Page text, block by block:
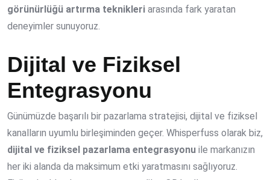
görünürlüğü artırma teknikleri arasında fark yaratan
deneyimler sunuyoruz.
Dijital ve Fiziksel
Entegrasyonu
Günümüzde başarılı bir pazarlama stratejisi, dijital ve fiziksel
kanalların uyumlu birleşiminden geçer. Whisperfuss olarak biz,
dijital ve fiziksel pazarlama entegrasyonu ile markanızın
her iki alanda da maksimum etki yaratmasını sağlıyoruz.